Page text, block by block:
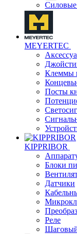
Силовые
MEYERTEC
Клеммы
Посты
KIPPRIBOR
Блоки
Датчики
Реле